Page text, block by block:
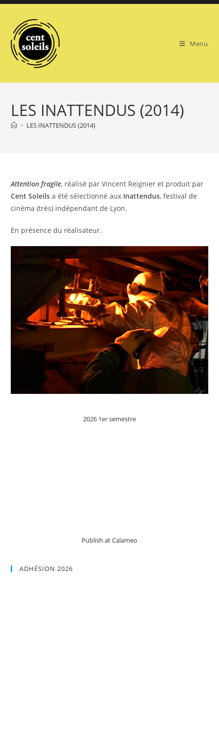
Skip
content
Menu
LES INATTENDUS (2014)
> LES INATTENDUS (2014)
Attention fragile, réalisé par Vincent Reignier et produit par
Cent Soleils a été sélectionné aux Inattendus, festival de
cinéma (très) indépendant de Lyon.
En présence du réalisateur.
2026 1er semestre
Publish at Calameo
ADHÉSION 2026